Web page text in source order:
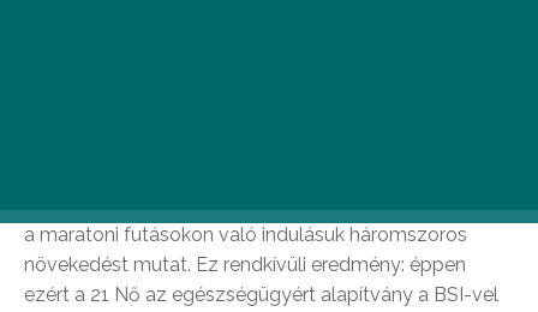
között megötszöröződött, míg ugyanezen időszakban
a maratoni futásokon való indulásuk háromszoros
növekedést mutat. Ez rendkívüli eredmény: éppen
ezért a 21 Nő az egészségügyért alapítvány a BSI-vel